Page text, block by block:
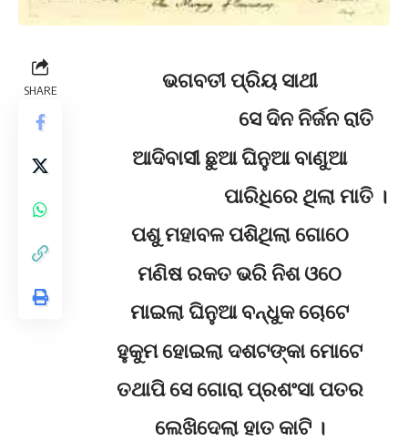
SHARE
ଭଗବତୀ ପ୍ରିୟ ସାଥୀ
ସେ ଦିନ ନିର୍ଜନ ରାତି
ଆଦିବାସୀ ଛୁଆ ଘିନୁଆ ବାଣୁଆ
ପାରିଧିରେ ଥିଲା ମାତି ।
ପଶୁ ମହାବଳ ପଶିଥିଲା ଗୋଠେ
ମଣିଷ ରକତ ଭରି ନିଶ ଓଠେ
ମାଇଲା ଘିନୁଆ ବନ୍ଧୁକ ଚୋଟେ
ହୁକୁମ ହୋଇଲା ଦଶଟଙ୍କା ମୋଟେ
ତଥାପି ସେ ଗୋରା ପ୍ରଶଂସା ପତର
ଲେଖିଦେଲା ହାତ କାଟି ।